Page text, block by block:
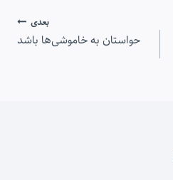
بعدی
حواستان به خاموشی‌ها باشد